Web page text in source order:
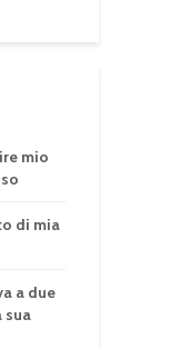
mio
di mia
a due
sua